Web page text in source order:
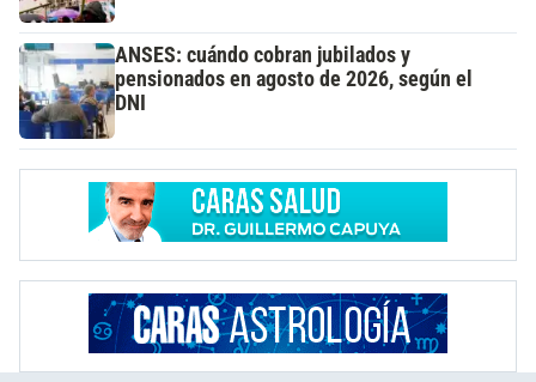
ANSES: cuándo cobran jubilados y
pensionados en agosto de 2026, según el
DNI